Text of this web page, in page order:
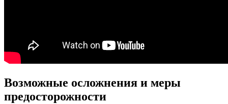
Возможные осложнения и меры
предосторожности